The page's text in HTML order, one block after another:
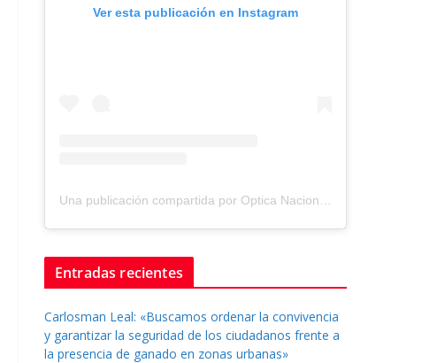
Ver esta publicación en Instagram
Una publicación compartida por Optica Nacional ® (@tuopticanacional)
Entradas recientes
Carlosman Leal: «Buscamos ordenar la convivencia
y garantizar la seguridad de los ciudadanos frente a
la presencia de ganado en zonas urbanas»